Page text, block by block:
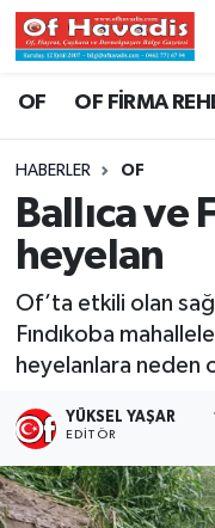
OF OF FİRMA
HABERLER OF
Ballıca ve
heyelan
Of’ta etkili olan
Fındıkoba
heyelanlara neden
YÜKSEL YAŞAR
EDITÖR
Trabzon
Trabzon
Trabzon Trafik
Süper Lig Puan
Haber Arşivi